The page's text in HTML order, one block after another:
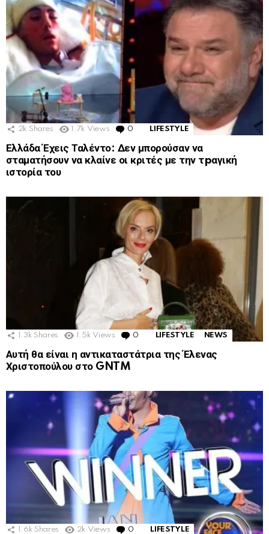
2k Shares 1.7k Views 0 Comments
LIFESTYLE
Ελλάδα Έχεις Ταλέντο: Δεν μπορούσαν να
σταματήσουν να κλαίνε οι κριτές με την τpαγική
ιστορία του
1.3k Shares 1.5k Views 0 Comments
LIFESTYLE NEWS
Αυτή θα είναι η αντικαταστάτρια της Έλενας
Χριστοπούλου στο GNTM
1.6k Shares 2k Views 0 Comments
LIFESTYLE